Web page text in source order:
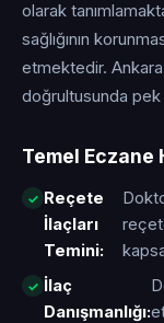
olarak
sağlığının
etmektedir.
doğrultusunda pek
Temel Eczane
Reçete
İlaçları
Temini:
İlaç
Danışmanlığı: